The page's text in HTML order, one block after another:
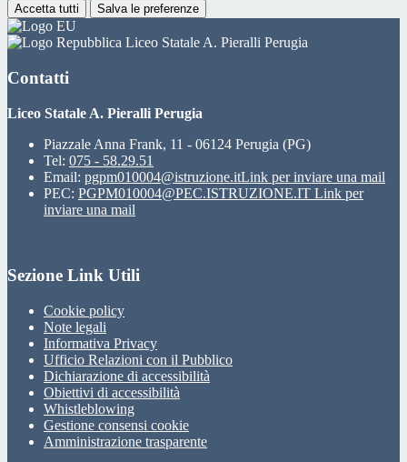
Accetta tutti Salva le preferenze
Liceo Statale A. Pieralli Perugia
Contatti
Liceo Statale A. Pieralli Perugia
Piazzale Anna Frank, 11 - 06124 Perugia (PG)
Tel: 075 - 58.29.51
Email: pgpm010004@istruzione.itLink per inviare una mail
PEC: PGPM010004@PEC.ISTRUZIONE.IT Link per
inviare una mail
Sezione Link Utili
Cookie policy
Note legali
Informativa Privacy
Ufficio Relazioni con il Pubblico
Dichiarazione di accessibilità
Obiettivi di accessibilità
Whistleblowing
Gestione consensi cookie
Amministrazione trasparente